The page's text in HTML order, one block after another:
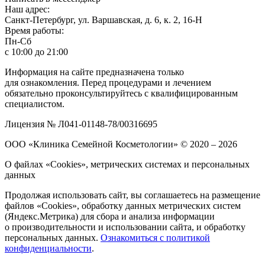
Наш адрес:
Санкт-Петербург, ул. Варшавская, д. 6, к. 2, 16-Н
Время работы:
Пн-Сб
с 10:00 до 21:00
Информация на сайте предназначена только
для ознакомления. Перед процедурами и лечением
обязательно проконсультируйтесь с квалифицированным
специалистом.
Лицензия № Л041-01148-78/00316695
ООО «Клиника Семейной Косметологии» © 2020 – 2026
О файлах «Cookies», метрических системах и персональных
данных
Продолжая использовать сайт, вы соглашаетесь на размещение
файлов «Cookies», обработку данных метрических систем
(Яндекс.Метрика) для сбора и анализа информации
о производительности и использовании сайта, и обработку
персональных данных. Ознакомиться с политикой
конфиденциальности.